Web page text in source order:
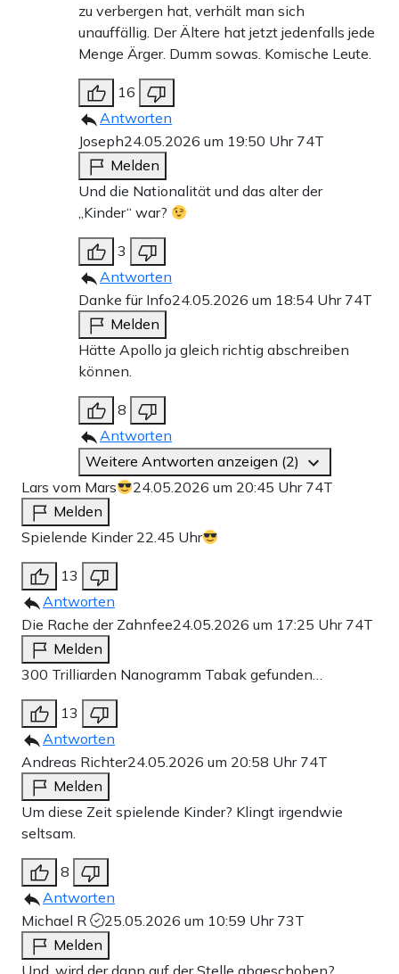
zu verbergen hat, verhält man sich
unauffällig. Der Ältere hat jetzt jedenfalls jede
Menge Ärger. Dumm sowas. Komische Leute.
16
Antworten
Joseph24.05.2026 um 19:50 Uhr 74T
Melden
Und die Nationalität und das alter der
„Kinder“ war?
3
Antworten
Danke für Info24.05.2026 um 18:54 Uhr 74T
Melden
Hätte Apollo ja gleich richtig abschreiben
können.
8
Antworten
Weitere Antworten anzeigen (2)
Lars vom Mars
24.05.2026 um 20:45 Uhr 74T
Melden
Spielende Kinder 22.45 Uhr
13
Antworten
Die Rache der Zahnfee24.05.2026 um 17:25 Uhr 74T
Melden
300 Trilliarden Nanogramm Tabak gefunden…
13
Antworten
Andreas Richter24.05.2026 um 20:58 Uhr 74T
Melden
Um diese Zeit spielende Kinder? Klingt irgendwie
seltsam.
8
Antworten
Michael R
25.05.2026 um 10:59 Uhr 73T
Melden